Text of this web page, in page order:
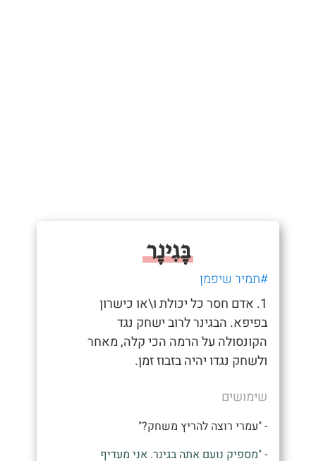
בֶּגִינֶר
#תמיר שיפמן
1. אדם חסר כל יכולת ו\או כישרון
בפיפא. הבגינר לרוב ישחק נגד
הקונסולה על הרמה הכי קלה, מאחר
ולשחק נגדו יהיה בזבוז זמן.
שימושים
- "עמרי רוצה להריץ משחק?"
- "מספיק נועם אתה בגינר. אני מעדיף